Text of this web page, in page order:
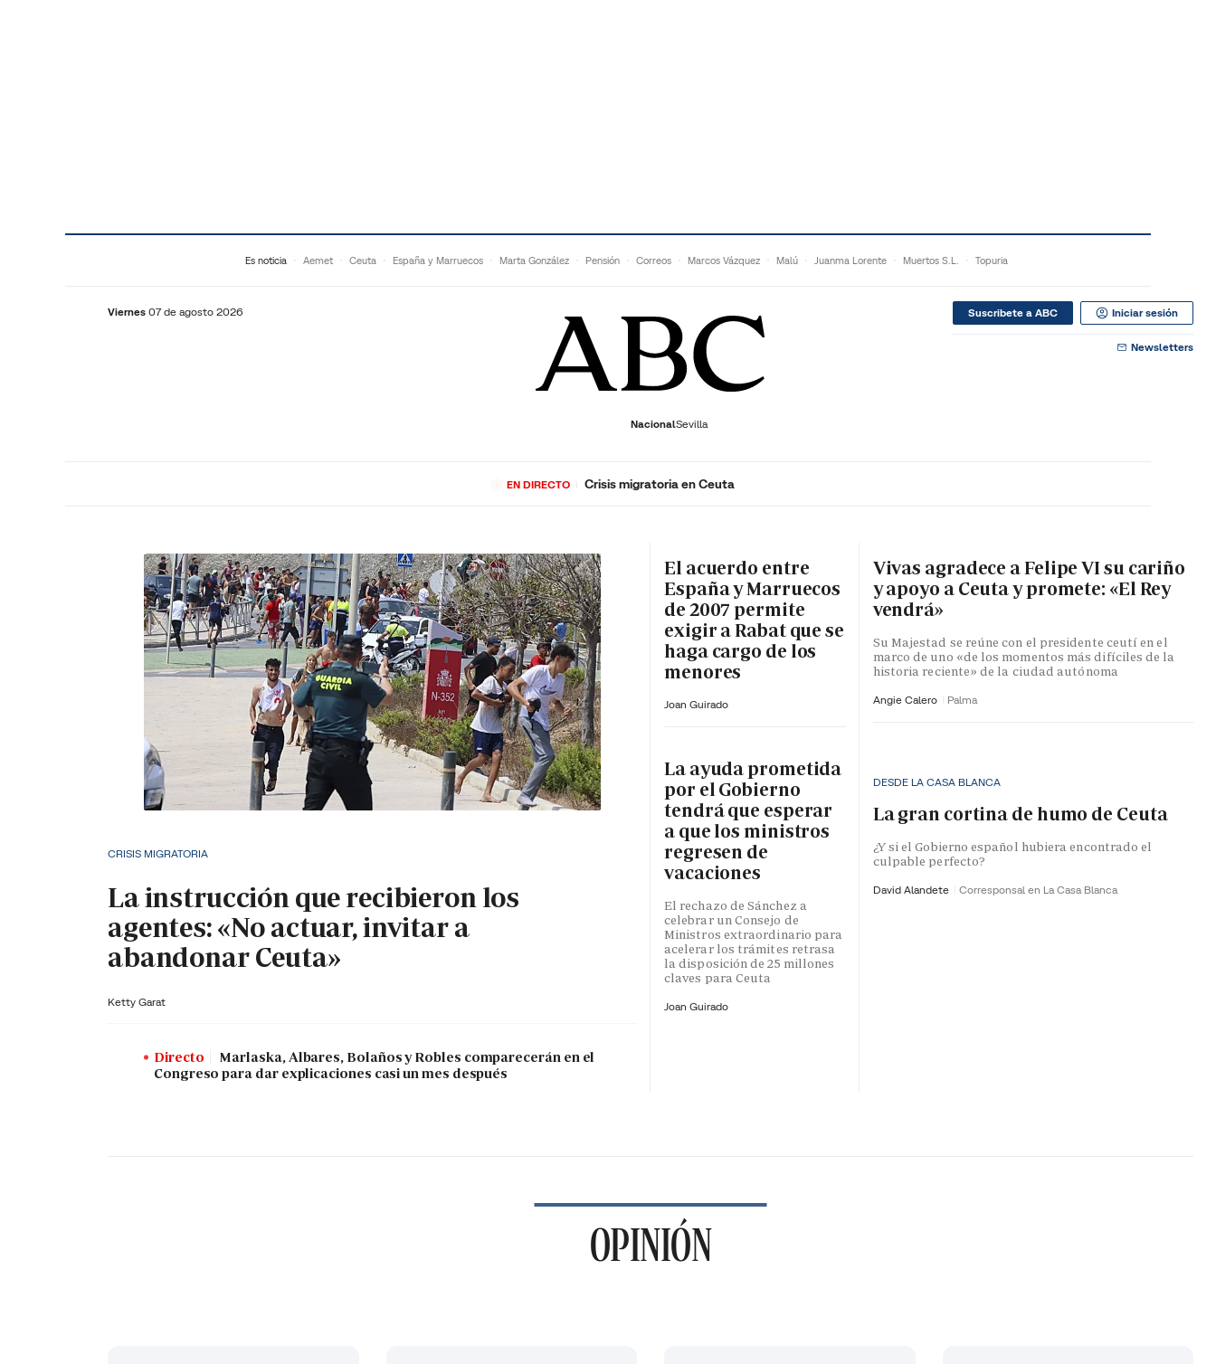
Es noticia Aemet Ceuta España y Marruecos Marta González Pensión Correos Marcos Vázquez Malú Juanma Lorente Muertos S.L. Topuria
Viernes 07 de agosto 2026
NacionalSevilla
Suscribete a ABC Iniciar sesión
Newsletters
ECONOMÍADEPORTES SOCIEDADCULTURAGENTEPLAY
EN DIRECTO Crisis migratoria en Ceuta
CRISIS MIGRATORIA
La instrucción que recibieron los
agentes: «No actuar, invitar a
abandonar Ceuta»
Ketty Garat
Directo
Marlaska, Albares, Bolaños y Robles comparecerán en el
Congreso para dar explicaciones casi un mes después
El acuerdo entre
España y Marruecos
de 2007 permite
exigir a Rabat que se
haga cargo de los
menores
Joan Guirado
La ayuda prometida
por el Gobierno
tendrá que esperar
a que los ministros
regresen de
vacaciones
El rechazo de Sánchez a
celebrar un Consejo de
Ministros extraordinario para
acelerar los trámites retrasa
la disposición de 25 millones
claves para Ceuta
Joan Guirado
Vivas agradece a Felipe VI su cariño
y apoyo a Ceuta y promete: «El Rey
vendrá»
Su Majestad se reúne con el presidente ceutí en el
marco de uno «de los momentos más difíciles de la
historia reciente» de la ciudad autónoma
Angie Calero Palma
DESDE LA CASA BLANCA
La gran cortina de humo de Ceuta
¿Y si el Gobierno español hubiera encontrado el
culpable perfecto?
David Alandete Corresponsal en La Casa Blanca
OPINIÓN